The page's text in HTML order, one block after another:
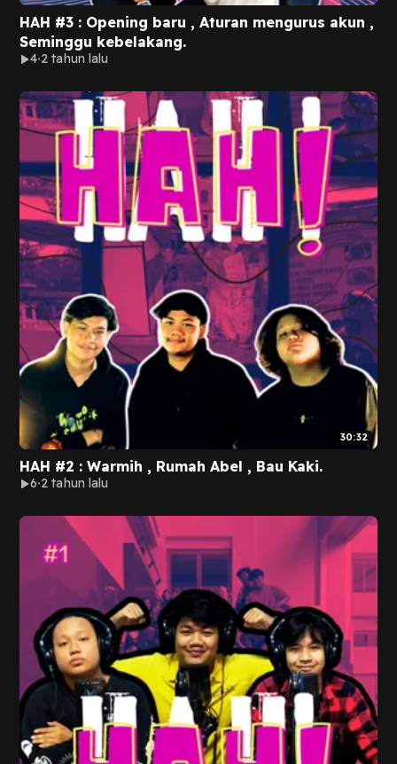
HAH #3 : Opening baru , Aturan mengurus akun ,
Seminggu kebelakang.
4 2 tahun lalu
30:32
HAH #2 : Warmih , Rumah Abel , Bau Kaki.
6 2 tahun lalu